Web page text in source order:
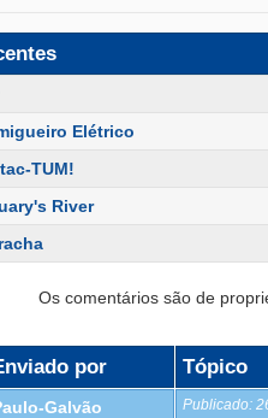
Elétrico
TUM!
River
Os comentários são de
por Tópico
Galvão Publicado: